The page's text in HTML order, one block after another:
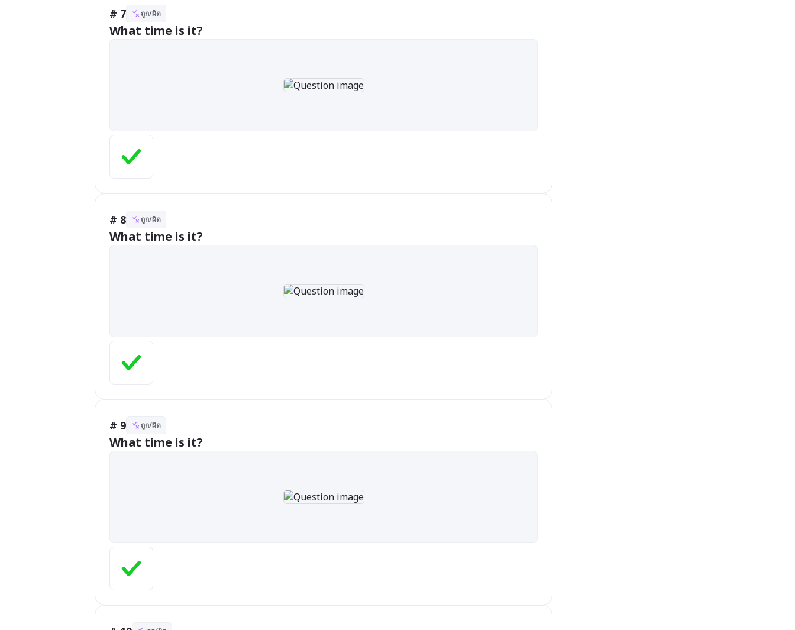
# 7 ถูก/ผิด
What time is it?
# 8 ถูก/ผิด
What time is it?
# 9 ถูก/ผิด
What time is it?